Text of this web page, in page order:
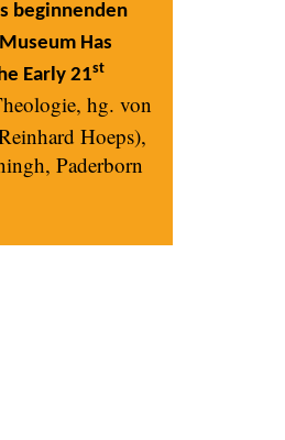
beginnenden
Has
Early 21st
hg. von
Hoeps),
Paderborn